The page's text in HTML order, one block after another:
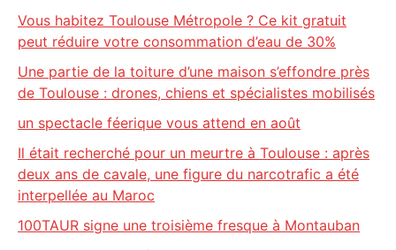
Vous habitez Toulouse Métropole ? Ce kit gratuit
peut réduire votre consommation d’eau de 30%
Une partie de la toiture d’une maison s’effondre près
de Toulouse : drones, chiens et spécialistes mobilisés
un spectacle féerique vous attend en août
Il était recherché pour un meurtre à Toulouse : après
deux ans de cavale, une figure du narcotrafic a été
interpellée au Maroc
100TAUR signe une troisième fresque à Montauban